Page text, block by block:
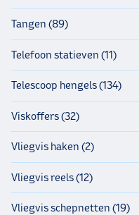
Tangen (89)
Telefoon statieven (11)
Telescoop hengels (134)
Viskoffers (32)
Vliegvis haken (2)
Vliegvis reels (12)
Vliegvis schepnetten (19)